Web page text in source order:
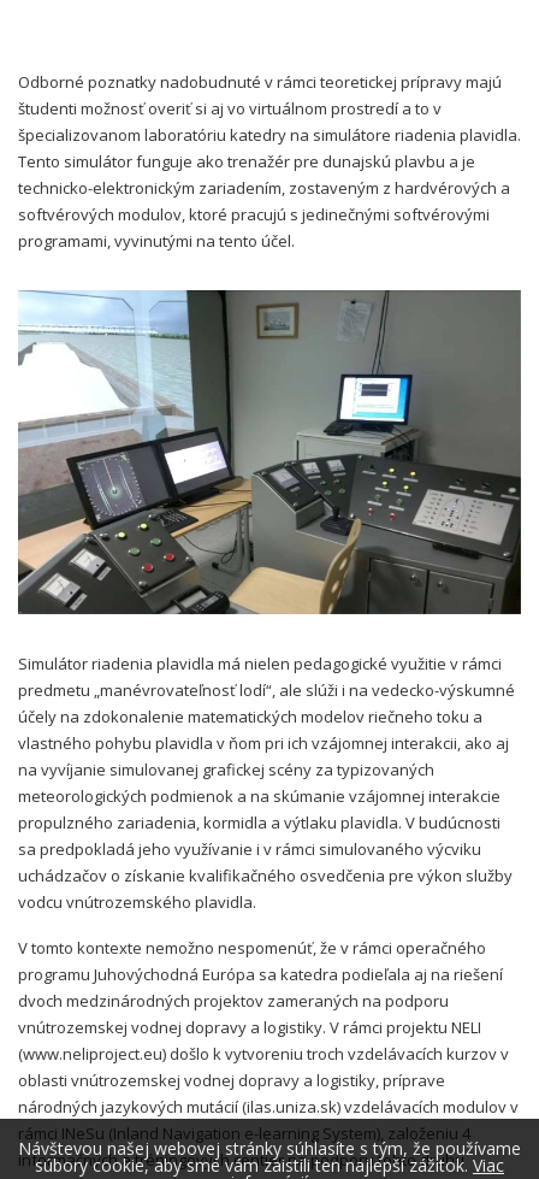
Odborné poznatky nadobudnuté v rámci teoretickej prípravy majú
študenti možnosť overiť si aj vo virtuálnom prostredí a to v
špecializovanom laboratóriu katedry na simulátore riadenia plavidla.
Tento simulátor funguje ako trenažér pre dunajskú plavbu a je
technicko-elektronickým zariadením, zostaveným z hardvérových a
softvérových modulov, ktoré pracujú s jedinečnými softvérovými
programami, vyvinutými na tento účel.
Simulátor riadenia plavidla má nielen pedagogické využitie v rámci
predmetu „manévrovateľnosť lodí“, ale slúži i na vedecko-výskumné
účely na zdokonalenie matematických modelov riečneho toku a
vlastného pohybu plavidla v ňom pri ich vzájomnej interakcii, ako aj
na vyvíjanie simulovanej grafickej scény za typizovaných
meteorologických podmienok a na skúmanie vzájomnej interakcie
propulzného zariadenia, kormidla a výtlaku plavidla. V budúcnosti
sa predpokladá jeho využívanie i v rámci simulovaného výcviku
uchádzačov o získanie kvalifikačného osvedčenia pre výkon služby
vodcu vnútrozemského plavidla.
V tomto kontexte nemožno nespomenúť, že v rámci operačného
programu Juhovýchodná Európa sa katedra podieľala aj na riešení
dvoch medzinárodných projektov zameraných na podporu
vnútrozemskej vodnej dopravy a logistiky. V rámci projektu NELI
(www.neliproject.eu) došlo k vytvoreniu troch vzdelávacích kurzov v
oblasti vnútrozemskej vodnej dopravy a logistiky, príprave
národných jazykových mutácií (ilas.uniza.sk) vzdelávacích modulov v
rámci INeSu (Inland Navigation e-learning System), založeniu 4
informačných a tréningových centier na podporu tohto druhu
Návštevou našej webovej stránky súhlasíte s tým, že používame
súbory cookie, aby sme vám zaistili ten najlepší zážitok. Viac